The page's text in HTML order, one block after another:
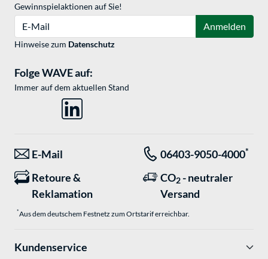
Gewinnspielaktionen auf Sie!
Anmelden
Hinweise zum Datenschutz
Folge WAVE auf:
Immer auf dem aktuellen Stand
E-Mail 06403-9050-4000*
Retoure &
Reklamation
CO2 - neutraler
Versand
*Aus dem deutschem Festnetz zum Ortstarif erreichbar.
Kundenservice